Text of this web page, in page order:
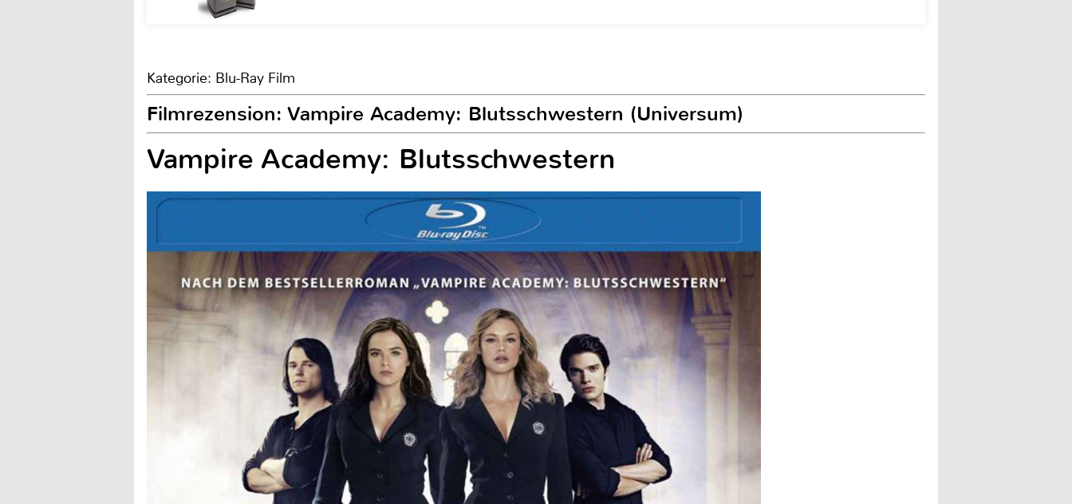
Kategorie: Blu-Ray Film
Filmrezension: Vampire Academy: Blutsschwestern (Universum)
Vampire Academy: Blutsschwestern